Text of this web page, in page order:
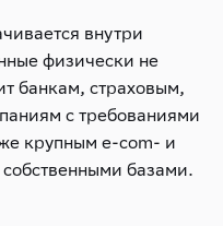
внутри
физически не
банкам, страховым,
с требованиями
крупным e-com- и
базами.